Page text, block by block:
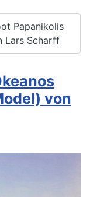
Papanikolis
Lars Scharff
von